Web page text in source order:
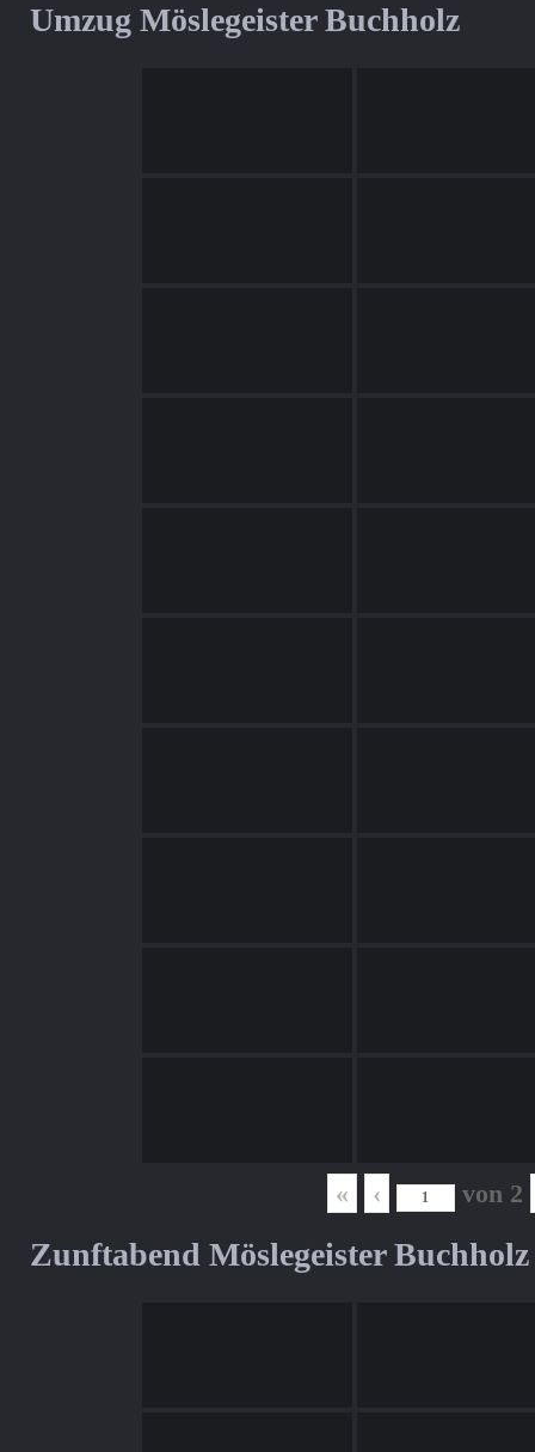
Umzug Möslegeister Buchholz
« ‹ von 2
Zunftabend Möslegeister Buchholz